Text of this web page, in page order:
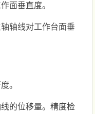
面垂直度。
轴线对工作台面垂
。
的位移量。精度检